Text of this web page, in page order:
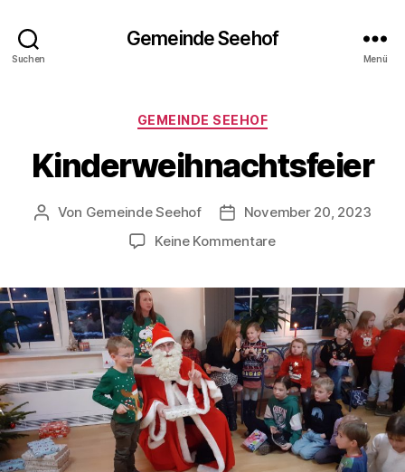
Suchen
Gemeinde Seehof
Menü
Kategorien
GEMEINDE SEEHOF
Kinderweihnachtsfeier
Beitragsautor
Von Gemeinde Seehof Veröffentlichungsdatum
November 20, 2023
Keine Kommentarezu